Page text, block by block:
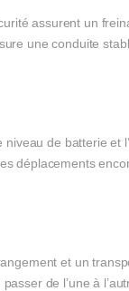
assurent un
une conduite
de batterie
déplacements
et un
de l’une à